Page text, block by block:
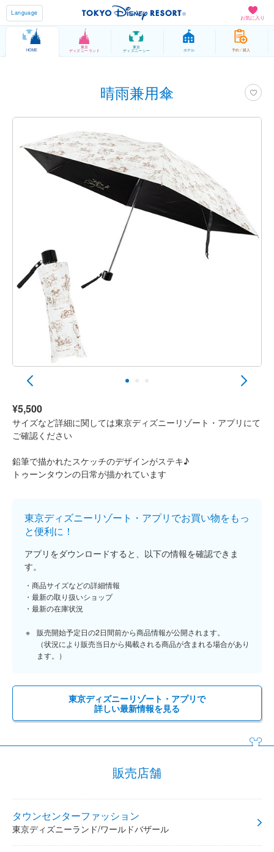
お気に入り
Language
HOME
東京
ディズニーランド
東京
ディズニーシー ホテル 予約 / 購入
晴雨兼用傘
¥5,500
サイズなど詳細に関しては東京ディズニーリゾート・アプリにて
ご確認ください
鉛筆で描かれたスケッチのデザインがステキ♪
トゥーンタウンの日常が描かれています
東京ディズニーリゾート・アプリでお買い物をもっ
と便利に！
アプリをダウンロードすると、以下の情報を確認できま
す。
商品サイズなどの詳細情報
最新の取り扱いショップ
最新の在庫状況
販売開始予定日の2日間前から商品情報が公開されます。
（状況により販売当日から掲載される商品が含まれる場合があり
ます。）
東京ディズニーリゾート・アプリで
詳しい最新情報を見る
販売店舗
タウンセンターファッション
東京ディズニーランド/ワールドバザール